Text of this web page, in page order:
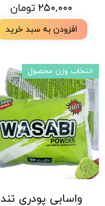
۲۵۰,۰۰۰ تومان
افزودن به سبد خرید
واسابی پودری تند
انتخاب وزن محصول